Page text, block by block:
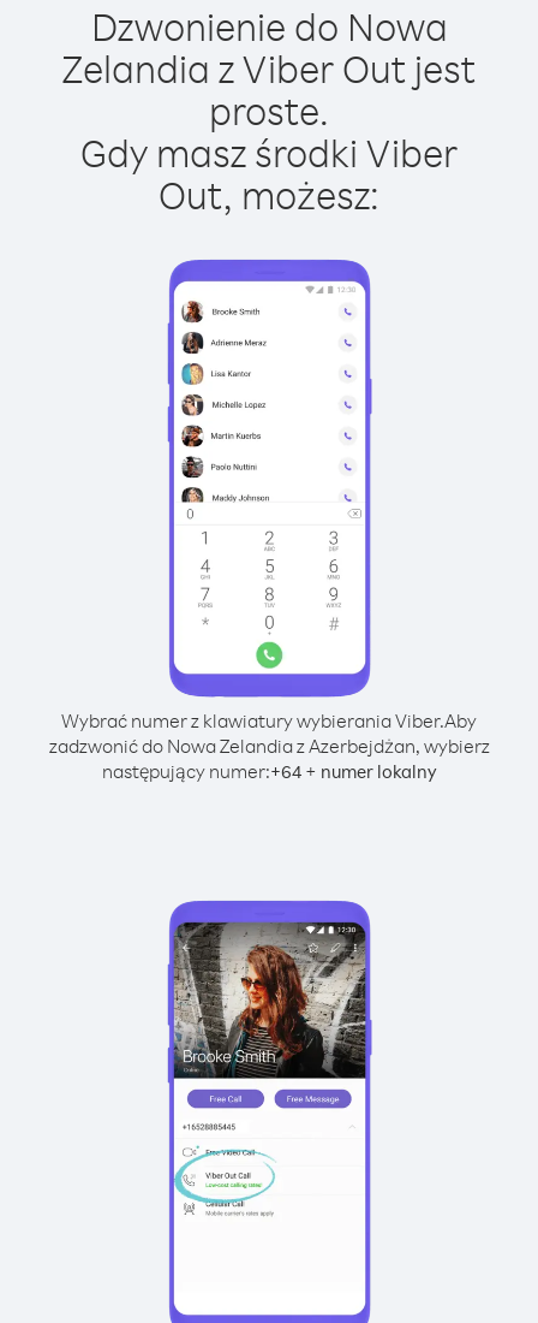
Dzwonienie do Nowa
Zelandia z Viber Out jest
proste.
Gdy masz środki Viber
Out, możesz:
Wybrać numer z klawiatury wybierania Viber.Aby
zadzwonić do Nowa Zelandia z Azerbejdżan, wybierz
następujący numer:+64+ numer lokalny